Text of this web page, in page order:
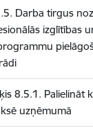
Darba tirgus
izglītības
8.5.1.
uzņēmumā